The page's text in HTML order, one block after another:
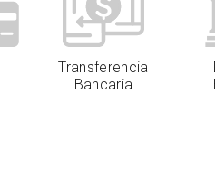
Transferencia
Bancaria